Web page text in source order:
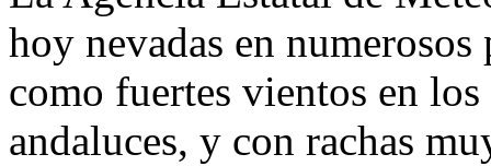
hoy nevadas en
como fuertes vientos en
andaluces, y con rachas